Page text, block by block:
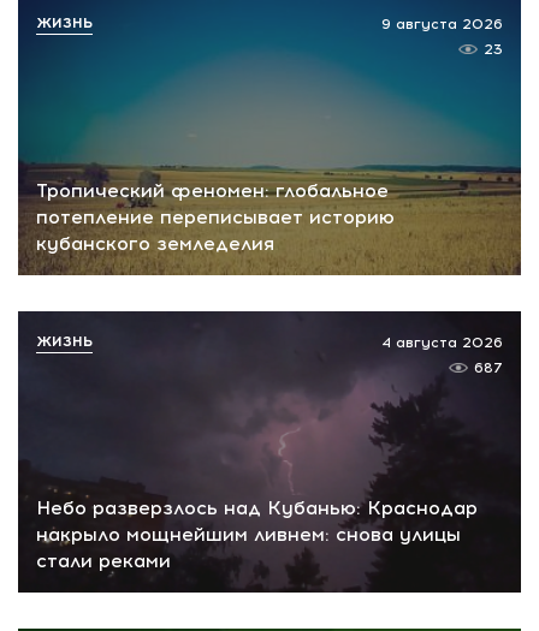
Тропический феномен: глобальное
потепление переписывает историю
кубанского земледелия
9 августа 2026
23
ЖИЗНЬ
Небо разверзлось над Кубанью: Краснодар
накрыло мощнейшим ливнем: снова улицы
стали реками
4 августа 2026
687
ЖИЗНЬ